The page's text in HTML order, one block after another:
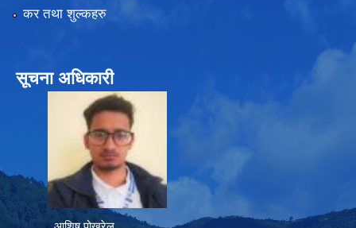
कर तथा शुल्कहरु
सूचना अधिकारी